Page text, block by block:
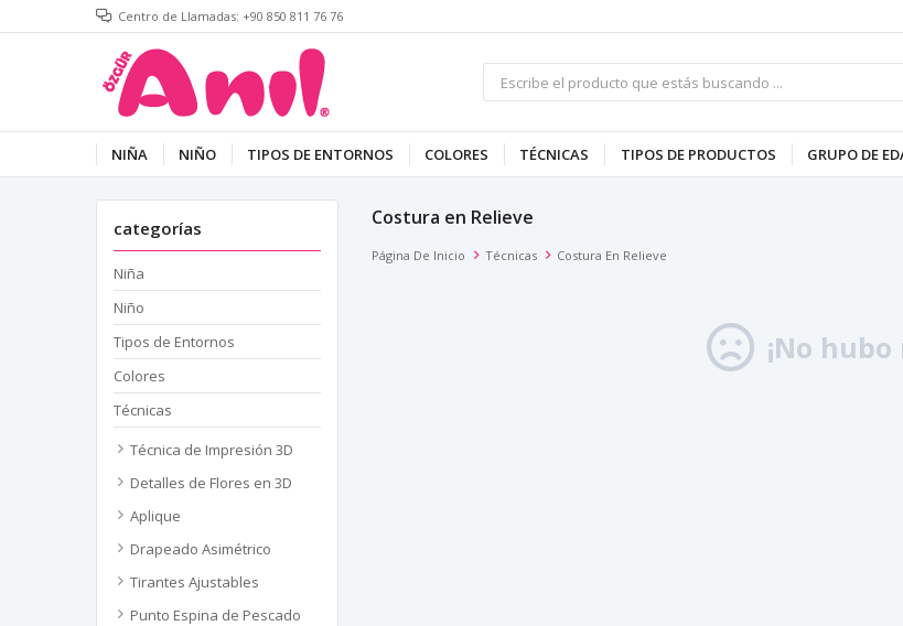
Centro de Llamadas: +90 850 811 76 76
NIÑA NIÑO TIPOS DE ENTORNOS COLORES TÉCNICAS TIPOS DE PRODUCTOS GRUPO DE
categorías
Niña
Niño
Tipos de Entornos
Colores
Técnicas
Técnica de Impresión 3D
Detalles de Flores en 3D
Aplique
Drapeado Asimétrico
Tirantes Ajustables
Punto Espina de Pescado
Costura en Relieve
Página De Inicio Técnicas Costura En Relieve
¡No